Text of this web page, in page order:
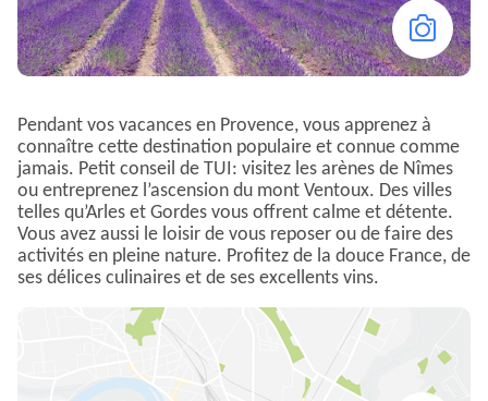
Pendant vos vacances en Provence, vous apprenez à
connaître cette destination populaire et connue comme
jamais. Petit conseil de TUI: visitez les arènes de Nîmes
ou entreprenez l’ascension du mont Ventoux. Des villes
telles qu’Arles et Gordes vous offrent calme et détente.
Vous avez aussi le loisir de vous reposer ou de faire des
activités en pleine nature. Profitez de la douce France, de
ses délices culinaires et de ses excellents vins.